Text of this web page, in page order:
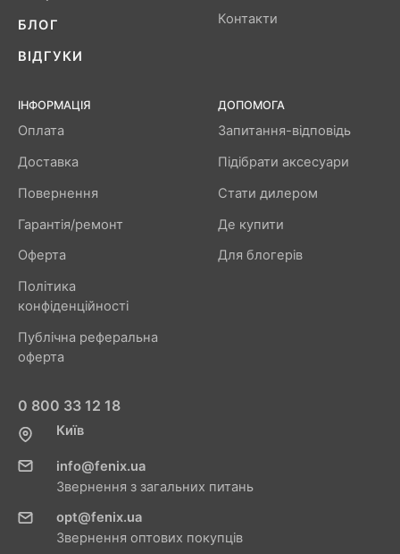
БЛОГ
ВІДГУКИ
Контакти
ІНФОРМАЦІЯ
Оплата
Доставка
Повернення
Гарантія/ремонт
Оферта
Політика
конфіденційності
Публічна реферальна
оферта
ДОПОМОГА
Запитання-відповідь
Підібрати аксесуари
Стати дилером
Де купити
Для блогерів
0 800 33 12 18
Київ
info@fenix.ua
Звернення з загальних питань
opt@fenix.ua
Звернення оптових покупців